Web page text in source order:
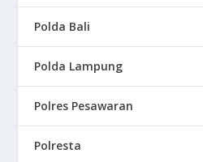
Polda Bali
Polda Lampung
Polres Pesawaran
Polresta